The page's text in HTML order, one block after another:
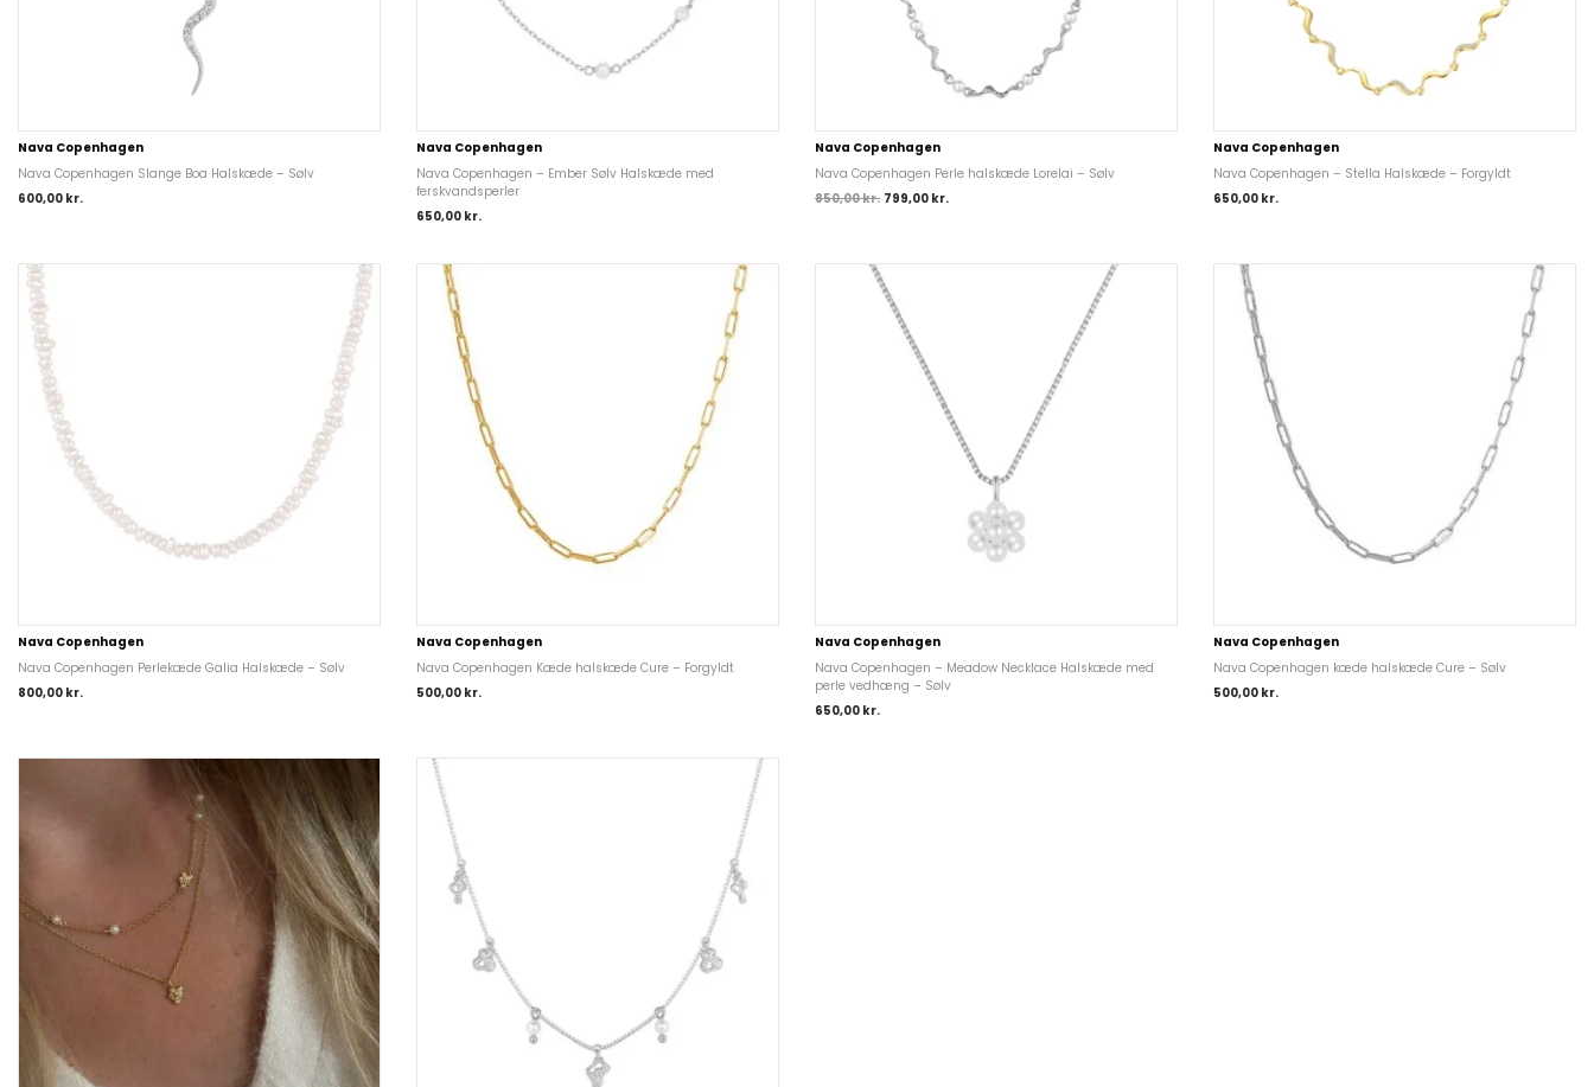
Nava Copenhagen
Nava Copenhagen Slange Boa Halskæde – Sølv
600,00 kr.
Nava Copenhagen
Nava Copenhagen – Ember Sølv Halskæde med
ferskvandsperler
650,00 kr.
Nava Copenhagen
Nava Copenhagen Perle halskæde Lorelai – Sølv
850,00kr. 799,00 kr.
Nava Copenhagen
Nava Copenhagen – Stella Halskæde – Forgyldt
650,00 kr.
Nava Copenhagen
Nava Copenhagen Perlekæde Galia Halskæde – Sølv
800,00 kr.
Nava Copenhagen
Nava Copenhagen Kæde halskæde Cure – Forgyldt
500,00 kr.
Nava Copenhagen
Nava Copenhagen – Meadow Necklace Halskæde med
perle vedhæng – Sølv
650,00 kr.
Nava Copenhagen
Nava Copenhagen kæde halskæde Cure – Sølv
500,00 kr.